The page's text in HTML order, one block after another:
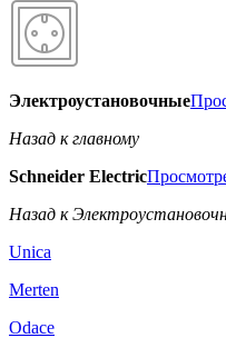
Электроустановочные
Назад к главному
Schneider Electric
Назад к
Unica
Merten
Odace